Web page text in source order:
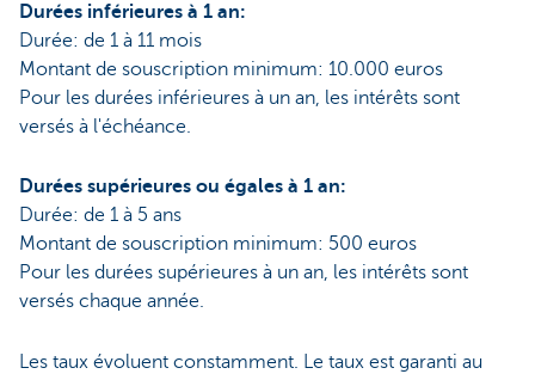
Durées inférieures à 1 an:
Durée: de 1 à 11 mois
Montant de souscription minimum: 10.000 euros
Pour les durées inférieures à un an, les intérêts sont
versés à l'échéance.
Durées supérieures ou égales à 1 an:
Durée: de 1 à 5 ans
Montant de souscription minimum: 500 euros
Pour les durées supérieures à un an, les intérêts sont
versés chaque année.
Les taux évoluent constamment. Le taux est garanti au